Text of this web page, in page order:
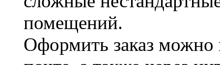
помещений.
Оформить заказ можно